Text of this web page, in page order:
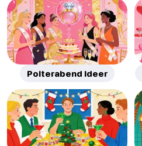
Polterabend Ideer